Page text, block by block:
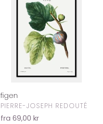
figen
FORHANDLER
PIERRE-JOSEPH REDOUTÉ
Normalpris
fra 69,00 kr